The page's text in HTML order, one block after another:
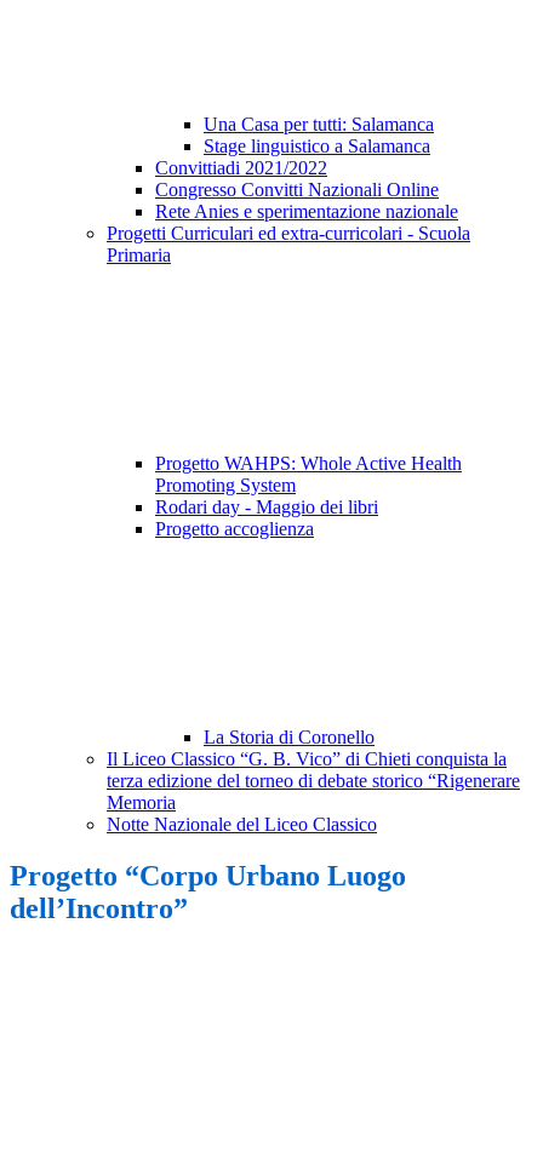
Una Casa per tutti: Salamanca
Stage linguistico a Salamanca
Convittiadi 2021/2022
Congresso Convitti Nazionali Online
Rete Anies e sperimentazione nazionale
Progetti Curriculari ed extra-curricolari - Scuola
Primaria
Progetto WAHPS: Whole Active Health
Promoting System
Rodari day - Maggio dei libri
Progetto accoglienza
La Storia di Coronello
Il Liceo Classico “G. B. Vico” di Chieti conquista la
terza edizione del torneo di debate storico “Rigenerare
Memoria
Notte Nazionale del Liceo Classico
Progetto “Corpo Urbano Luogo
dell’Incontro”